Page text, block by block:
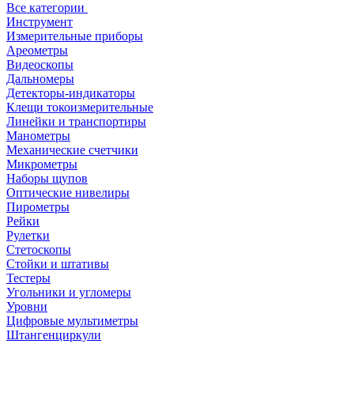
Все категории
Инструмент
Измерительные приборы
Ареометры
Видеоскопы
Дальномеры
Детекторы-индикаторы
Клещи токоизмерительные
Линейки и транспортиры
Манометры
Механические счетчики
Микрометры
Наборы щупов
Оптические нивелиры
Пирометры
Рейки
Рулетки
Стетоскопы
Стойки и штативы
Тестеры
Угольники и угломеры
Уровни
Цифровые мультиметры
Штангенциркули